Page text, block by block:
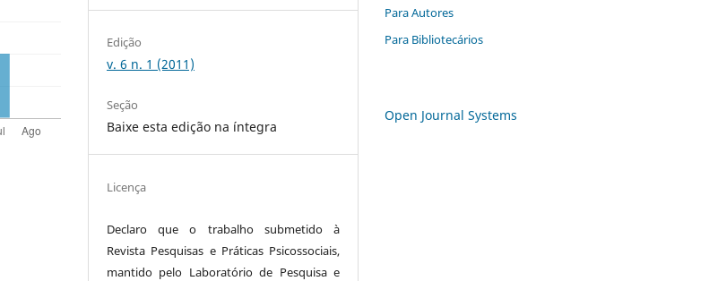
Edição
v. 6 n. 1 (2011)
Seção
Baixe esta edição na íntegra
Licença
Declaro que o trabalho submetido à
Revista Pesquisas e Práticas Psicossociais,
mantido pelo Laboratório de Pesquisa e
Para Autores
Para Bibliotecários
Open Journal Systems